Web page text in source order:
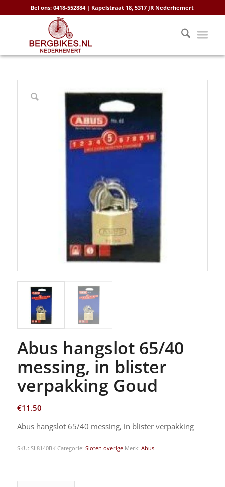
Bel ons: 0418-552884 | Kapelstraat 18, 5317 JR Nederhemert
Abus hangslot 65/40
messing, in blister
verpakking Goud
€11.50
Abus hangslot 65/40 messing, in blister verpakking
SKU: SL8140BK Categorie: Sloten overige Merk: Abus